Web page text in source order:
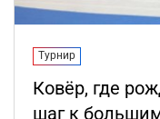
Турнир
Ковёр, где
шаг к